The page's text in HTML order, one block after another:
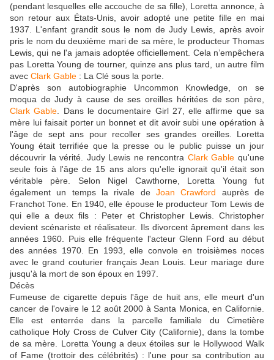
(pendant lesquelles elle accouche de sa fille), Loretta annonce, à
son retour aux États-Unis, avoir adopté une petite fille en mai
1937. L'enfant grandit sous le nom de Judy Lewis, après avoir
pris le nom du deuxième mari de sa mère, le producteur Thomas
Lewis, qui ne l'a jamais adoptée officiellement. Cela n’empêchera
pas Loretta Young de tourner, quinze ans plus tard, un autre film
avec Clark Gable : La Clé sous la porte.
D'après son autobiographie Uncommon Knowledge, on se
moqua de Judy à cause de ses oreilles héritées de son père,
Clark Gable . Dans le documentaire Girl 27, elle affirme que sa
mère lui faisait porter un bonnet et dit avoir subi une opération à
l'âge de sept ans pour recoller ses grandes oreilles. Loretta
Young était terrifiée que la presse ou le public puisse un jour
découvrir la vérité. Judy Lewis ne rencontra Clark Gable qu'une
seule fois à l'âge de 15 ans alors qu'elle ignorait qu'il était son
véritable père. Selon Nigel Cawthorne, Loretta Young fut
également un temps la rivale de Joan Crawford auprès de
Franchot Tone. En 1940, elle épouse le producteur Tom Lewis de
qui elle a deux fils : Peter et Christopher Lewis. Christopher
devient scénariste et réalisateur. Ils divorcent âprement dans les
années 1960. Puis elle fréquente l'acteur Glenn Ford au début
des années 1970. En 1993, elle convole en troisièmes noces
avec le grand couturier français Jean Louis. Leur mariage dure
jusqu'à la mort de son époux en 1997.
Décès
Fumeuse de cigarette depuis l'âge de huit ans, elle meurt d'un
cancer de l'ovaire le 12 août 2000 à Santa Monica, en Californie.
Elle est enterrée dans la parcelle familiale du Cimetière
catholique Holy Cross de Culver City (Californie), dans la tombe
de sa mère. Loretta Young a deux étoiles sur le Hollywood Walk
of Fame (trottoir des célébrités) : l'une pour sa contribution au